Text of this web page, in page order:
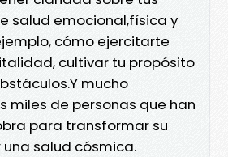
salud emocional,física y
cómo ejercitarte
cultivar tu propósito
mucho
miles de personas que han
para transformar su
salud cósmica.